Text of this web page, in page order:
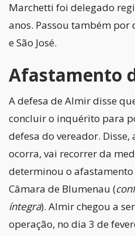
Marchetti foi delegado
anos. Passou também por
e São José.
Afastamento
A defesa de Almir disse
concluir o inquérito para
defesa do vereador.
ocorra, vai recorrer da
determinou o
Câmara de Blumenau (
íntegra). Almir chegou a
operação, no dia 3 de